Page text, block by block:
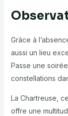
Grâce à
aussi un lieu
Passe une
constellations
La Chartreuse,
offre une